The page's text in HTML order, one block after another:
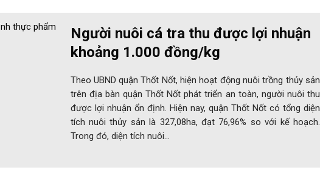
Người nuôi cá tra thu được lợi nhuận
khoảng 1.000 đồng/kg
Theo UBND quận Thốt Nốt, hiện hoạt động nuôi trồng thủy sản
trên địa bàn quận Thốt Nốt phát triển an toàn, người nuôi thu
được lợi nhuận ổn định. Hiện nay, quận Thốt Nốt có tổng diện
tích nuôi thủy sản là 327,08ha, đạt 76,96% so với kế hoạch.
Trong đó, diện tích nuôi…